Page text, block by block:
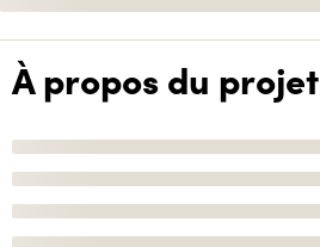
À propos du projet